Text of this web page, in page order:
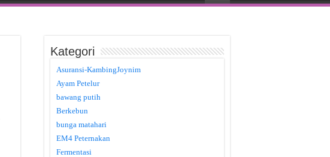
Kategori
Asuransi-KambingJoynim
Ayam Petelur
bawang putih
Berkebun
bunga matahari
EM4 Peternakan
Fermentasi